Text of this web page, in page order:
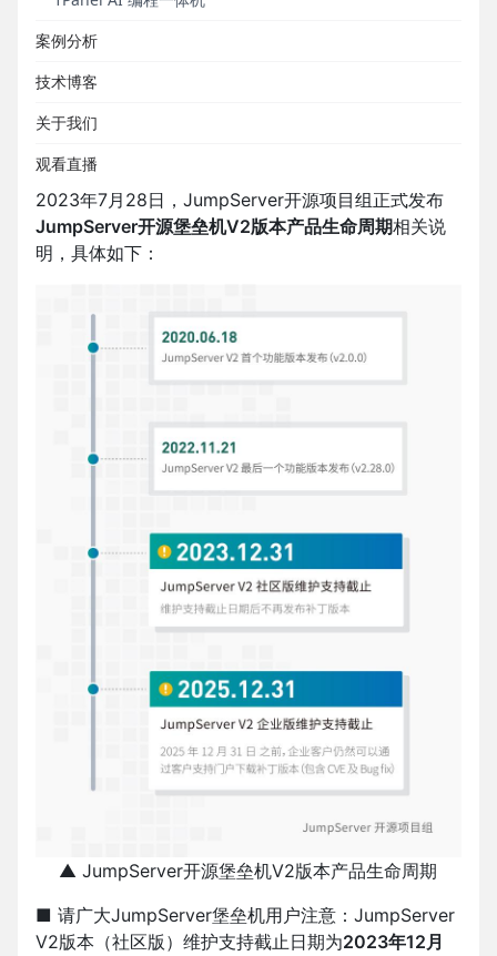
案例分析
技术博客
关于我们
观看直播
月27日，JumpServer开源堡垒机正式发布v3.0版
本，目前已更新至v3.5.0版本。
版本， 以使用更多的新增功能并获取更好的软件使用
体验。
2023年7月28日，JumpServer开源项目组正式发布
JumpServer开源堡垒机V2版本产品生命周期相关说
明，具体如下：
▲ JumpServer开源堡垒机V2版本产品生命周期
■ 请广大JumpServer堡垒机用户注意：JumpServer
V2版本（社区版）维护支持截止日期为2023年12月